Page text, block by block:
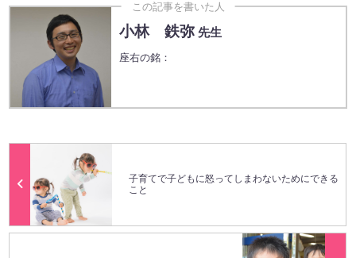
この記事を書いた人
小林 鉄弥 先生
座右の銘：
子育てで子どもに怒ってしまわないためにできる
こと